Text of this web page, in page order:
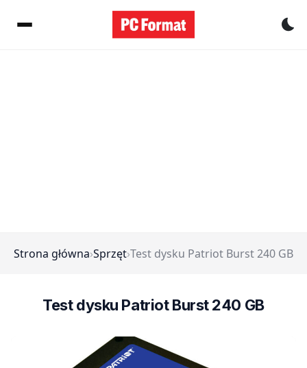
Strona główna›Sprzęt›Test dysku Patriot Burst 240 GB
Test dysku Patriot Burst 240 GB